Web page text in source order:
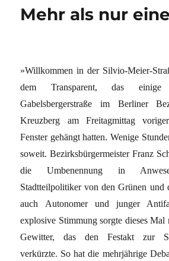
Mehr als nur
»Willkommen in der Silvio-Meier-
dem Transparent, das
Gabelsbergerstraße im Berliner
Kreuzberg am Freitagmittag
Fenster gehängt hatten. Wenige
soweit. Bezirksbürgermeister Franz
die Umbenennung in
Stadtteilpolitiker von den Grünen und
auch Autonomer und junger
explosive Stimmung sorgte dieses Mal
Gewitter, das den Festakt zur
verkürzte. So hat die mehrjährige